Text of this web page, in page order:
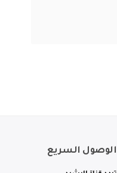
الوصول السريع